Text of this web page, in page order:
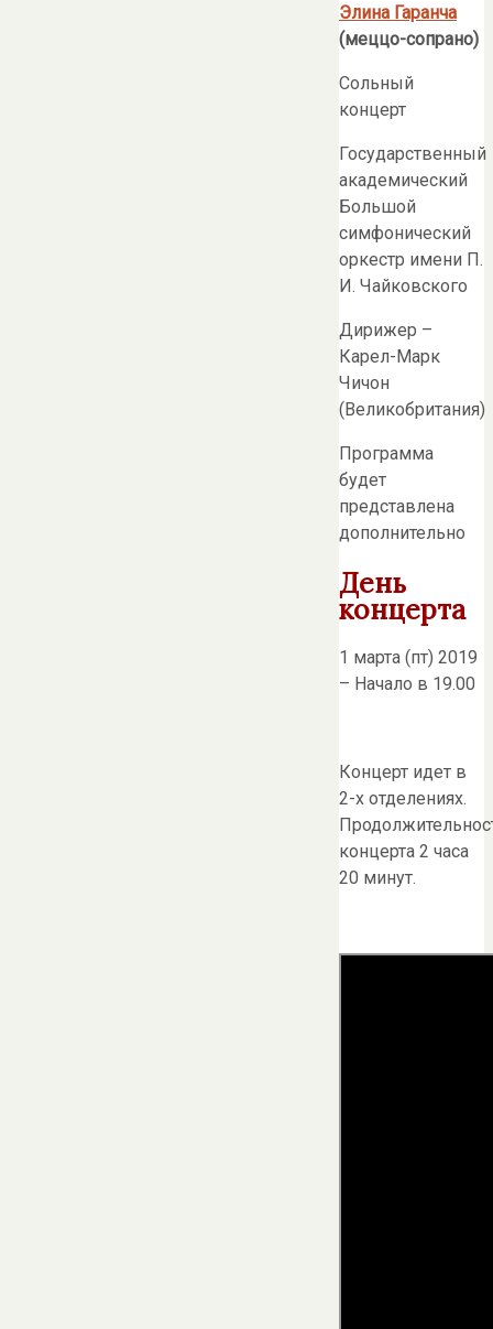
Элина Гаранча
(меццо-сопрано)
Сольный
концерт
Государственный
академический
Большой
симфонический
оркестр имени П.
И. Чайковского
Дирижер –
Карел-Марк
Чичон
(Великобритания)
Программа
будет
представлена
дополнительно
День
концерта
1 марта (пт) 2019
– Начало в 19.00
Концерт идет в
2-х отделениях.
концерта 2 часа
20 минут.